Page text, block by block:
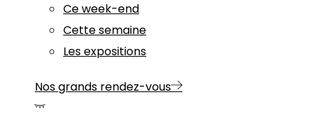
Ce week-end
Cette semaine
Les expositions
Nos grands rendez-vous